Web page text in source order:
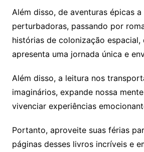
Além disso, de aventuras épicas
perturbadoras, passando por
histórias de colonização espacial,
apresenta uma jornada única e
Além disso, a leitura nos
imaginários, expande nossa
vivenciar experiências
Portanto, aproveite suas férias
páginas desses livros incríveis e